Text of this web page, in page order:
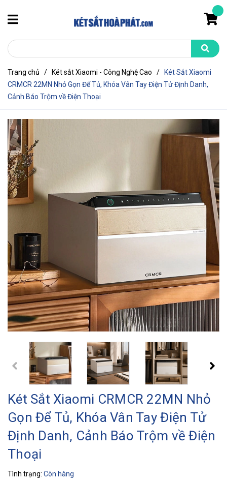
Trang chủ / Két sắt Xiaomi - Công Nghệ Cao /
Két Sắt Xiaomi
CRMCR 22MN Nhỏ Gọn Để Tủ, Khóa Vân Tay Điện Tử Định Danh,
Cảnh Báo Trộm về Điện Thoại
Két Sắt Xiaomi CRMCR 22MN Nhỏ
Gọn Để Tủ, Khóa Vân Tay Điện Tử
Định Danh, Cảnh Báo Trộm về Điện
Thoại
Tình trạng: Còn hàng